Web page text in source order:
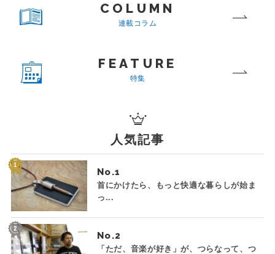
COLUMN
連載コラム
FEATURE
特集
人気記事
No.
首にかけたら、もっと快適な暮らしが始ま
っ...
No.
「ただ、音楽が好き」が、つらなって、つ